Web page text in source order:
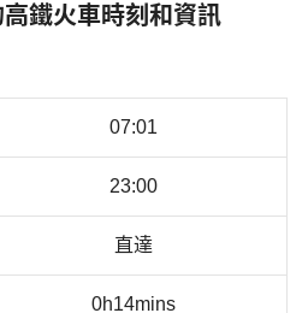
鐵火車時刻和資訊
07:01
23:00
直達
0h14mins